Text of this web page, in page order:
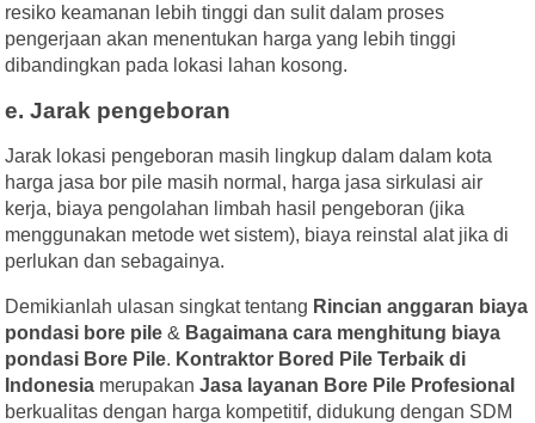
resiko keamanan lebih tinggi dan sulit dalam proses
pengerjaan akan menentukan harga yang lebih tinggi
dibandingkan pada lokasi lahan kosong.
e. Jarak pengeboran
Jarak lokasi pengeboran masih lingkup dalam dalam kota
harga jasa bor pile masih normal, harga jasa sirkulasi air
kerja, biaya pengolahan limbah hasil pengeboran (jika
menggunakan metode wet sistem), biaya reinstal alat jika di
perlukan dan sebagainya.
Demikianlah ulasan singkat tentang Rincian anggaran biaya
pondasi bore pile & Bagaimana cara menghitung biaya
pondasi Bore Pile. Kontraktor Bored Pile Terbaik di
Indonesia merupakanJasa layanan Bore Pile Profesional
berkualitas dengan harga kompetitif, didukung dengan SDM